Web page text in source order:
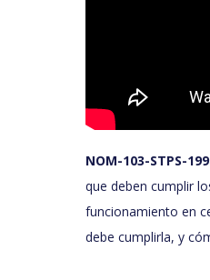
NOM-103-STPS-
que deben cumplir
funcionamiento en
debe cumplirla, y